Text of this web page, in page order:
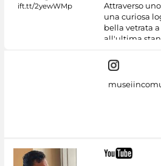
Attraverso
una curiosa
bella vetrata
all'ultima